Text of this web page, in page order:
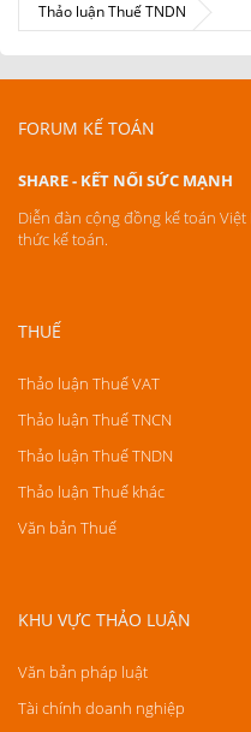
Thảo luận Thuế TNDN
FORUM KẾ TOÁN
SHARE - KẾT NỐI SỨC MẠNH
Diễn đàn cộng đồng kế toán
thức kế toán.
THUẾ
Thảo luận Thuế VAT
Thảo luận Thuế TNCN
Thảo luận Thuế TNDN
Thảo luận Thuế khác
Văn bản Thuế
KHU VỰC THẢO LUẬN
Văn bản pháp luật
Tài chính doanh nghiệp